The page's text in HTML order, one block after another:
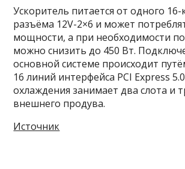
Ускоритель питается от одного
разъёма 12V-2×6 и может
мощности, а при необходимости
можно снизить до 450 Вт.
основной системе происходит
16 линий интерфейса PCI Express
охлаждения занимает два слота и
внешнего продува.
Источник